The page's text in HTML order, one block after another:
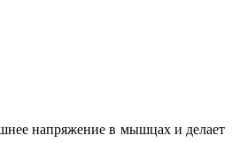
напряжение в мышцах и делает